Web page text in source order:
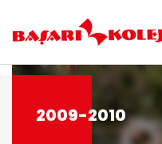
2009-2010